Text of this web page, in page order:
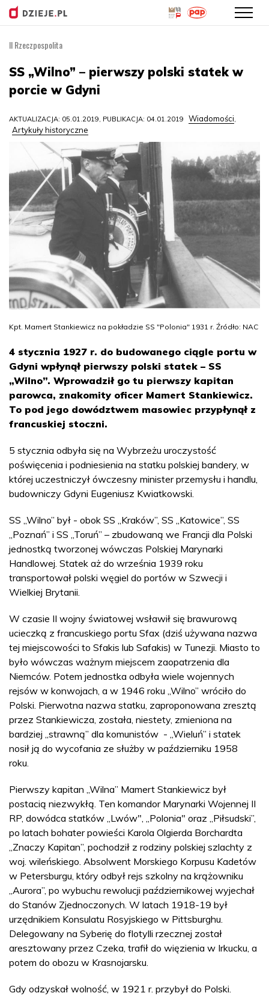
treści
II Rzeczpospolita
SS „Wilno” – pierwszy polski statek w
porcie w Gdyni
AKTUALIZACJA: 05.01.2019, PUBLIKACJA: 04.01.2019 Wiadomości,
Artykuły historyczne
Kpt. Mamert Stankiewicz na pokładzie SS "Polonia" 1931 r. Źródło: NAC
4 stycznia 1927 r. do budowanego ciągle portu w
Gdyni wpłynął pierwszy polski statek – SS
„Wilno”. Wprowadził go tu pierwszy kapitan
parowca, znakomity oficer Mamert Stankiewicz.
To pod jego dowództwem masowiec przypłynął z
francuskiej stoczni.
5 stycznia odbyła się na Wybrzeżu uroczystość
poświęcenia i podniesienia na statku polskiej bandery, w
której uczestniczył ówczesny minister przemysłu i handlu,
budowniczy Gdyni Eugeniusz Kwiatkowski.
SS „Wilno” był - obok SS „Kraków”, SS „Katowice”, SS
„Poznań” i SS „Toruń” – zbudowaną we Francji dla Polski
jednostką tworzonej wówczas Polskiej Marynarki
Handlowej. Statek aż do września 1939 roku
transportował polski węgiel do portów w Szwecji i
Wielkiej Brytanii.
W czasie II wojny światowej wsławił się brawurową
ucieczką z francuskiego portu Sfax (dziś używana nazwa
tej miejscowości to Sfakis lub Safakis) w Tunezji. Miasto to
było wówczas ważnym miejscem zaopatrzenia dla
Niemców. Potem jednostka odbyła wiele wojennych
rejsów w konwojach, a w 1946 roku „Wilno” wróciło do
Polski. Pierwotna nazwa statku, zaproponowana zresztą
przez Stankiewicza, została, niestety, zmieniona na
bardziej „strawną” dla komunistów - „Wieluń” i statek
nosił ją do wycofania ze służby w październiku 1958
roku.
Pierwszy kapitan „Wilna” Mamert Stankiewicz był
postacią niezwykłą. Ten komandor Marynarki Wojennej II
RP, dowódca statków „Lwów", „Polonia" oraz „Piłsudski”,
po latach bohater powieści Karola Olgierda Borchardta
„Znaczy Kapitan”, pochodził z rodziny polskiej szlachty z
woj. wileńskiego. Absolwent Morskiego Korpusu Kadetów
w Petersburgu, który odbył rejs szkolny na krążowniku
„Aurora”, po wybuchu rewolucji październikowej wyjechał
do Stanów Zjednoczonych. W latach 1918-19 był
urzędnikiem Konsulatu Rosyjskiego w Pittsburghu.
Delegowany na Syberię do flotylli rzecznej został
aresztowany przez Czeka, trafił do więzienia w Irkucku, a
potem do obozu w Krasnojarsku.
Gdy odzyskał wolność, w 1921 r. przybył do Polski.